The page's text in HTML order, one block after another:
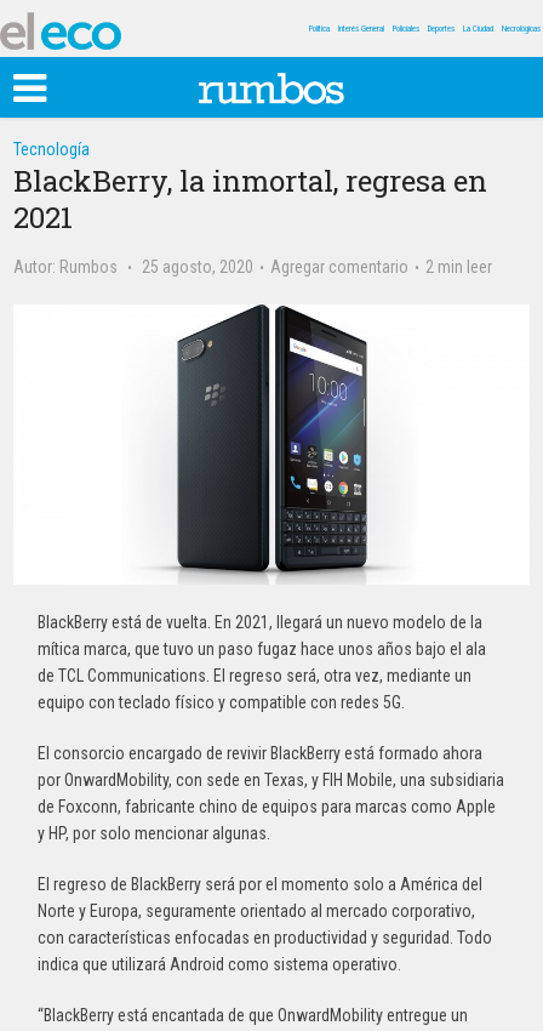
Política Interés General Policiales Deportes La Ciudad Necrológicas
Tecnología
BlackBerry, la inmortal, regresa en
2021
Autor: Rumbos 25 agosto, 2020 Agregar comentario 2 min leer
BlackBerry está de vuelta. En 2021, llegará un nuevo modelo de la
mítica marca, que tuvo un paso fugaz hace unos años bajo el ala
de TCL Communications. El regreso será, otra vez, mediante un
equipo con teclado físico y compatible con redes 5G.
El consorcio encargado de revivir BlackBerry está formado ahora
por OnwardMobility, con sede en Texas, y FIH Mobile, una subsidiaria
de Foxconn, fabricante chino de equipos para marcas como Apple
y HP, por solo mencionar algunas.
El regreso de BlackBerry será por el momento solo a América del
Norte y Europa, seguramente orientado al mercado corporativo,
con características enfocadas en productividad y seguridad. Todo
indica que utilizará Android como sistema operativo.
“BlackBerry está encantada de que OnwardMobility entregue un